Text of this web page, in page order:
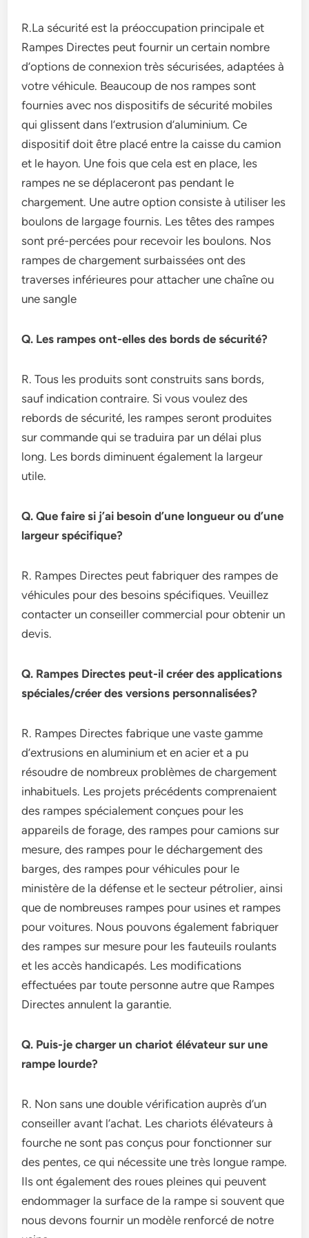
R.La sécurité est la préoccupation principale et
Rampes Directes peut fournir un certain nombre
d’options de connexion très sécurisées, adaptées à
votre véhicule. Beaucoup de nos rampes sont
fournies avec nos dispositifs de sécurité mobiles
qui glissent dans l’extrusion d’aluminium. Ce
dispositif doit être placé entre la caisse du camion
et le hayon. Une fois que cela est en place, les
rampes ne se déplaceront pas pendant le
chargement. Une autre option consiste à utiliser les
boulons de largage fournis. Les têtes des rampes
sont pré-percées pour recevoir les boulons. Nos
rampes de chargement surbaissées ont des
traverses inférieures pour attacher une chaîne ou
une sangle
Q. Les rampes ont-elles des bords de sécurité?
R. Tous les produits sont construits sans bords,
sauf indication contraire. Si vous voulez des
rebords de sécurité, les rampes seront produites
sur commande qui se traduira par un délai plus
long. Les bords diminuent également la largeur
utile.
Q. Que faire si j’ai besoin d’une longueur ou d’une
largeur spécifique?
R. Rampes Directes peut fabriquer des rampes de
véhicules pour des besoins spécifiques. Veuillez
contacter un conseiller commercial pour obtenir un
devis.
Q. Rampes Directes peut-il créer des applications
spéciales/créer des versions personnalisées?
R. Rampes Directes fabrique une vaste gamme
d’extrusions en aluminium et en acier et a pu
résoudre de nombreux problèmes de chargement
inhabituels. Les projets précédents comprenaient
des rampes spécialement conçues pour les
appareils de forage, des rampes pour camions sur
mesure, des rampes pour le déchargement des
barges, des rampes pour véhicules pour le
ministère de la défense et le secteur pétrolier, ainsi
que de nombreuses rampes pour usines et rampes
pour voitures. Nous pouvons également fabriquer
des rampes sur mesure pour les fauteuils roulants
et les accès handicapés. Les modifications
effectuées par toute personne autre que Rampes
Directes annulent la garantie.
Q. Puis-je charger un chariot élévateur sur une
rampe lourde?
R. Non sans une double vérification auprès d’un
conseiller avant l’achat. Les chariots élévateurs à
fourche ne sont pas conçus pour fonctionner sur
des pentes, ce qui nécessite une très longue rampe.
Ils ont également des roues pleines qui peuvent
endommager la surface de la rampe si souvent que
nous devons fournir un modèle renforcé de notre